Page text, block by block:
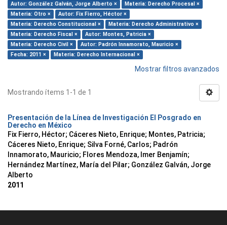
Autor: González Galván, Jorge Alberto ×
Materia: Derecho Procesal ×
Materia: Otro ×
Autor: Fix Fierro, Héctor ×
Materia: Derecho Constitucional ×
Materia: Derecho Administrativo ×
Materia: Derecho Fiscal ×
Autor: Montes, Patricia ×
Materia: Derecho Civil ×
Autor: Padrón Innamorato, Mauricio ×
Fecha: 2011 ×
Materia: Derecho Internacional ×
Mostrar filtros avanzados
Mostrando ítems 1-1 de 1
Presentación de la Línea de Investigación El Posgrado en
Derecho en México
Fix Fierro, Héctor; Cáceres Nieto, Enrique; Montes, Patricia;
Cáceres Nieto, Enrique; Silva Forné, Carlos; Padrón
Innamorato, Mauricio; Flores Mendoza, Imer Benjamín;
Hernández Martínez, María del Pilar; González Galván, Jorge
Alberto
2011